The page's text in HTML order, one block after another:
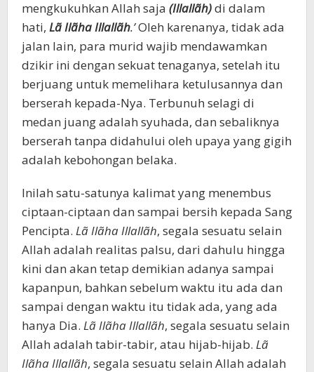
mengkukuhkan Allah saja (Illallãh)di dalam
hati, LãIlãha Illallãh.’Oleh karenanya, tidak ada
jalan lain, para murid wajib mendawamkan
dzikir ini dengan sekuat tenaganya, setelah itu
berjuang untuk memelihara ketulusannya dan
berserah kepada-Nya. Terbunuh selagi di
medan juang adalah syuhada, dan sebaliknya
berserah tanpa didahului oleh upaya yang gigih
adalah kebohongan belaka.
Inilah satu-satunya kalimat yang menembus
ciptaan-ciptaan dan sampai bersih kepada Sang
Pencipta. Lã Ilãha Illallãh, segala sesuatu selain
Allah adalah realitas palsu, dari dahulu hingga
kini dan akan tetap demikian adanya sampai
kapanpun, bahkan sebelum waktu itu ada dan
sampai dengan waktu itu tidak ada, yang ada
hanya Dia. Lã Ilãha Illallãh, segala sesuatu selain
Allah adalah tabir-tabir, atau hijab-hijab. Lã
Ilãha Illallãh, segala sesuatu selain Allah adalah